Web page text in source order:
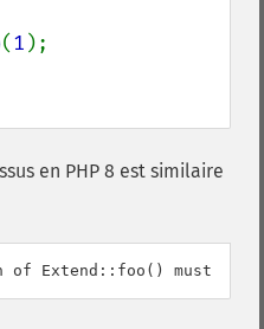
(1 );
en PHP 8 est similaire